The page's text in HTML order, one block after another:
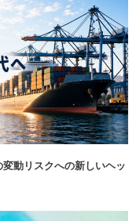
動リスクへの新しいヘッ